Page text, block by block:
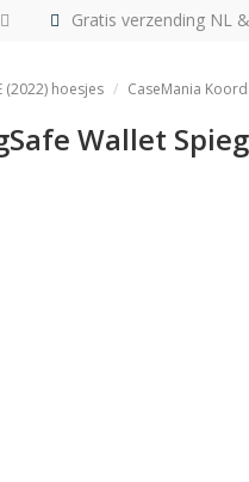
Gratis verzending NL
(2022) hoesjes CaseMania
Wallet